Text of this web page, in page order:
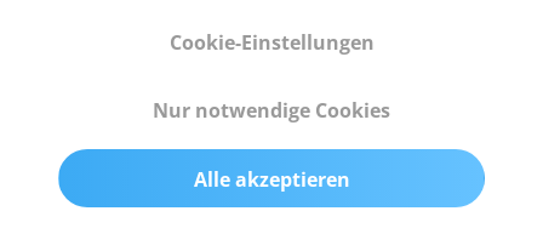
55 mm x 25 mm x 12 mm
200 g
Cookie-Einstellungen
Nur notwendige Cookies
Alle akzeptieren